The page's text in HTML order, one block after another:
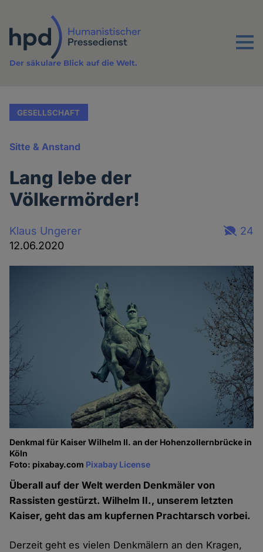
Inhalt
Menu
Der säkulare Blick auf die Welt.
GESELLSCHAFT
Sitte & Anstand
Lang lebe der
Völkermörder!
Klaus Ungerer
12.06.2020
24
Denkmal für Kaiser Wilhelm II. an der Hohenzollernbrücke in
Köln
Foto: pixabay.com Pixabay License
Überall auf der Welt werden Denkmäler von
Rassisten gestürzt. Wilhelm II., unserem letzten
Kaiser, geht das am kupfernen Prachtarsch vorbei.
Derzeit geht es vielen Denkmälern an den Kragen,